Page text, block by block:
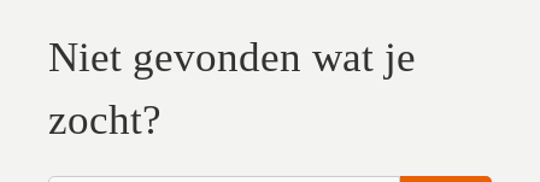
Niet gevonden wat je
zocht?